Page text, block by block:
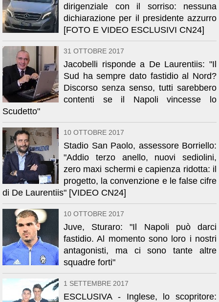
dirigenziale con il sorriso: nessuna
dichiarazione per il presidente azzurro
[FOTO E VIDEO ESCLUSIVI CN24]
31 OTTOBRE 2017
Jacobelli risponde a De Laurentiis: "Il
Sud ha sempre dato fastidio al Nord?
Discorso senza senso, tutti sarebbero
contenti se il Napoli vincesse lo
Scudetto"
10 OTTOBRE 2017
Stadio San Paolo, assessore Borriello:
"Addio terzo anello, nuovi sediolini,
zero maxi schermi e capienza ridotta: il
progetto, la convenzione e le false cifre
di De Laurentiis" [VIDEO CN24]
10 OTTOBRE 2017
Juve, Sturaro: "Il Napoli può darci
fastidio. Al momento sono loro i nostri
antagonisti, ma ci sono tante altre
squadre forti"
1 SETTEMBRE 2017
ESCLUSIVA - Inglese, lo scopritore: